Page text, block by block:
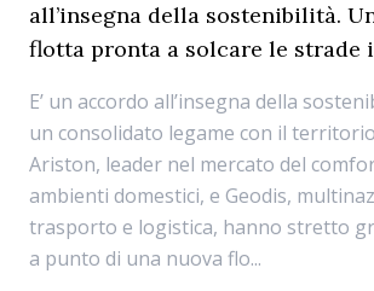
all’insegna della sostenibilità.
flotta pronta a solcare le strade
E’ un accordo all’insegna della
un consolidato legame con il
Ariston, leader nel mercato del
ambienti domestici, e Geodis,
trasporto e logistica, hanno stretto
a punto di una nuova flo...